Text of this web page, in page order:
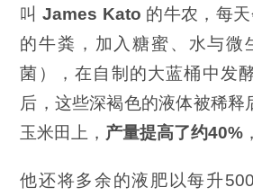
叫James Kato 的牛农，每
的牛粪，加入糖蜜、水与微
菌），在自制的大蓝桶中发
后，这些深褐色的液体被稀释
玉米田上， 产量提高了约40%
他还将多余的液肥以每升